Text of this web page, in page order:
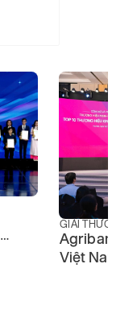
GIẢI THƯỞNG
Agribank -
Việt Nam